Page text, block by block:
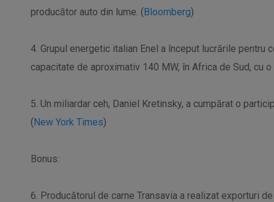
producător auto din lume. (Bloomberg)
4. Grupul energetic italian Enel a început lucrările pentru
capacitate de aproximativ 140 MW, în Africa de Sud, cu
5. Un miliardar ceh, Daniel Kretinsky, a cumpărat o
(New York Times)
Bonus:
6. Producătorul de carne Transavia a realizat exporturi